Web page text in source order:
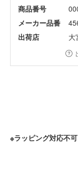
商品番号
メーカー品番
出荷店
大
※ラッピング対応不可